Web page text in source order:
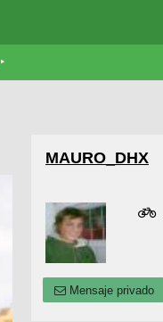
MAURO_DHX
Mensaje privado